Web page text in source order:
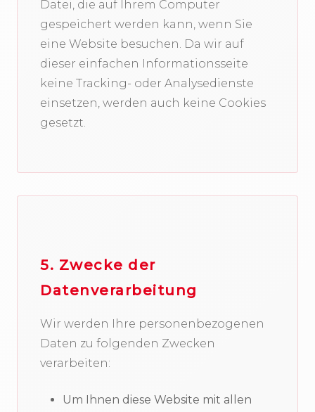
Datei, die auf Ihrem Computer
gespeichert werden kann, wenn Sie
eine Website besuchen. Da wir auf
dieser einfachen Informationsseite
keine Tracking- oder Analysedienste
einsetzen, werden auch keine Cookies
gesetzt.
5. Zwecke der
Datenverarbeitung
Wir werden Ihre personenbezogenen
Daten zu folgenden Zwecken
verarbeiten:
Um Ihnen diese Website mit allen